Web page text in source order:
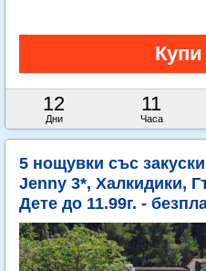
12
Дни
11
Часа
5 нощувки със
Jenny 3*, Халкидики,
Дете до 11.99г. -